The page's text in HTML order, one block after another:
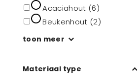
Acaciahout (6)
Beukenhout (2)
toon meer
Materiaal type